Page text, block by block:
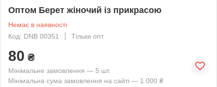
Оптом Берет жіночий із прикрасою
Немає в наявності
Код: DNB 00351
Тільки опт
80 ₴
Мінімальне замовлення — 5 шт.
Мінімальна сума замовлення на сайті — 1 000 ₴